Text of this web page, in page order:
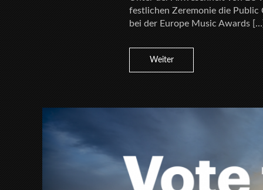
festlichen Zeremonie die Public
bei der Europe Music Awards
Weiter